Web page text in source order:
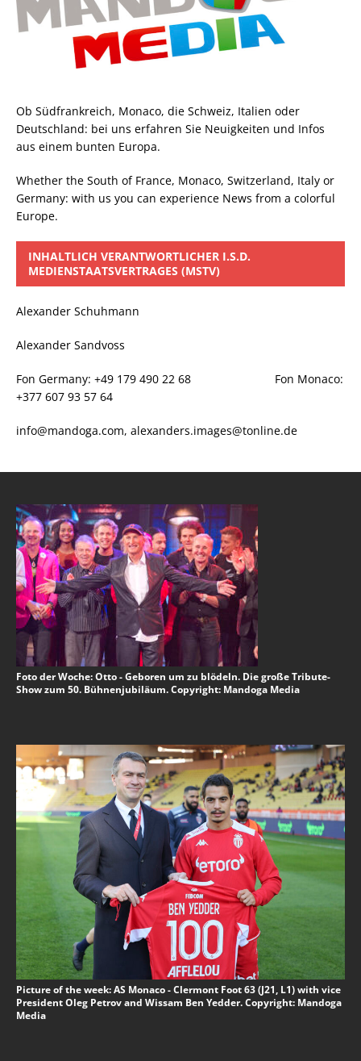
Ob Südfrankreich, Monaco, die Schweiz, Italien oder
Deutschland: bei uns erfahren Sie Neuigkeiten und Infos
aus einem bunten Europa.
Whether the South of France, Monaco, Switzerland, Italy or
Germany: with us you can experience News from a colorful
Europe.
INHALTLICH VERANTWORTLICHER I.S.D.
MEDIENSTAATSVERTRAGES (MSTV)
Alexander Schuhmann
Alexander Sandvoss
Fon Germany: +49 179 490 22 68 Fon Monaco:
+377 607 93 57 64
info@mandoga.com, alexanders.images@tonline.de
Foto der Woche: Otto - Geboren um zu blödeln. Die große Tribute-
Show zum 50. Bühnenjubiläum. Copyright: Mandoga Media
Picture of the week: AS Monaco - Clermont Foot 63 (J21, L1) with vice
President Oleg Petrov and Wissam Ben Yedder. Copyright: Mandoga
Media